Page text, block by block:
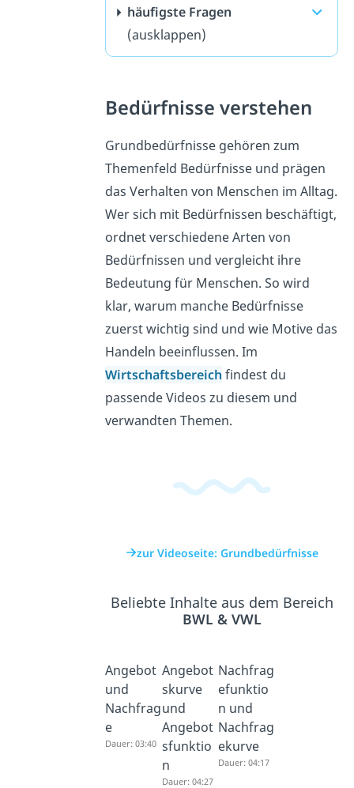
häufigste Fragen
(ausklappen)
Bedürfnisse verstehen
Grundbedürfnisse gehören zum
Themenfeld Bedürfnisse und prägen
das Verhalten von Menschen im Alltag.
Wer sich mit Bedürfnissen beschäftigt,
ordnet verschiedene Arten von
Bedürfnissen und vergleicht ihre
Bedeutung für Menschen. So wird
klar, warum manche Bedürfnisse
zuerst wichtig sind und wie Motive das
Handeln beeinflussen. Im
Wirtschaftsbereich findest du
passende Videos zu diesem und
verwandten Themen.
zur Videoseite: Grundbedürfnisse
Beliebte Inhalte aus dem Bereich
BWL & VWL
Angebot
und
Nachfrag
e
Dauer: 03:40
Angebot
skurve
und
Angebot
sfunktio
n
Dauer: 04:27
Nachfrag
efunktio
n und
Nachfrag
ekurve
Dauer: 04:17